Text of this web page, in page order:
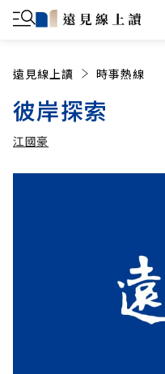
遠見線上讀 時事熱線
彼岸探索
江國豪